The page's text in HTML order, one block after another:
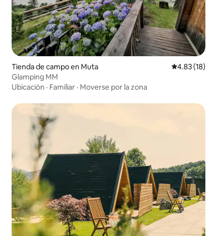
Tienda de campo en Muta Calificación
4.83 (18)
Glamping MM
Ubicación · Familiar · Moverse por la zona